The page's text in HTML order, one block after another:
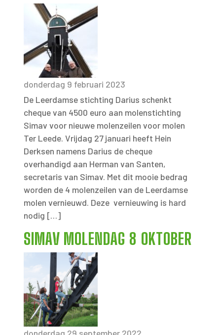
donderdag 9 februari 2023
De Leerdamse stichting Darius schenkt
cheque van 4500 euro aan molenstichting
Simav voor nieuwe molenzeilen voor molen
Ter Leede. Vrijdag 27 januari heeft Hein
Derksen namens Darius de cheque
overhandigd aan Herman van Santen,
secretaris van Simav. Met dit mooie bedrag
worden de 4 molenzeilen van de Leerdamse
molen vernieuwd. Deze vernieuwing is hard
nodig […]
SIMAV MOLENDAG 8 OKTOBER